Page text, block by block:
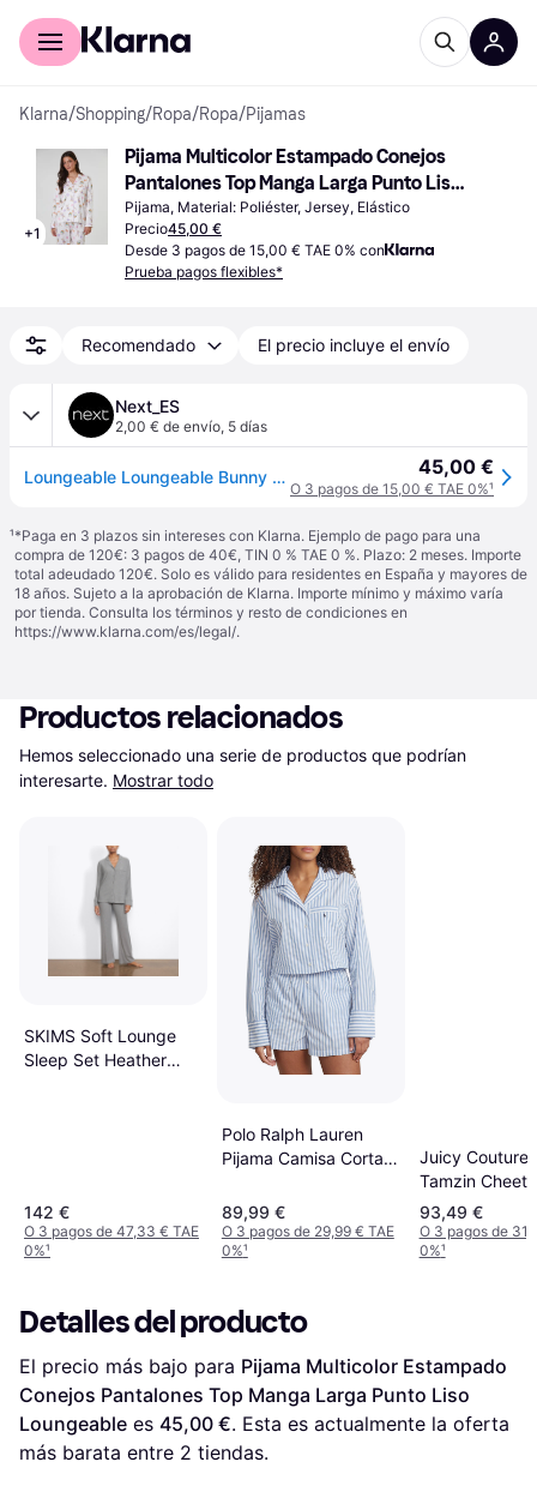
Comprar con Klarna
Klarna/Shopping/Ropa/Ropa/Pijamas
+1
Pijama Multicolor Estampado Conejos
Pantalones Top Manga Larga Punto Liso
Loungeable
Pijama, Material: Poliéster, Jersey, Elástico
Precio45,00 €
Desde 3 pagos de 15,00 € TAE 0% con
Prueba pagos flexibles*
Recomendado El precio incluye el envío
Next_ES
2,00 € de envío, 5 días
Loungeable Loungeable Bunny Printed Jersey Long Sleeve and Trouser Set 45,00 €
O 3 pagos de 15,00 € TAE 0%¹
¹*Paga en 3 plazos sin intereses con Klarna. Ejemplo de pago para una
compra de 120€: 3 pagos de 40€, TIN 0 % TAE 0 %. Plazo: 2 meses. Importe
total adeudado 120€. Solo es válido para residentes en España y mayores de
18 años. Sujeto a la aprobación de Klarna. Importe mínimo y máximo varía
por tienda. Consulta los términos y resto de condiciones en
https://www.klarna.com/es/legal/.
Productos relacionados
Hemos seleccionado una serie de productos que podrían
interesarte. Mostrar todo
SKIMS Soft Lounge
Sleep Set Heather
142 €
O 3 pagos de 47,33 € TAE
0%¹
Polo Ralph Lauren
Pijama Camisa Corta y
89,99 €
O 3 pagos de 29,99 € TAE
0%¹
Juicy Couture
Tamzin
Shirt Pant Set
93,49 €
O 3 pagos de
0%¹
Detalles del producto
El precio más bajo para Pijama Multicolor Estampado
Conejos Pantalones Top Manga Larga Punto Liso
Loungeable es 45,00 €. Esta es actualmente la oferta
más barata entre 2 tiendas.